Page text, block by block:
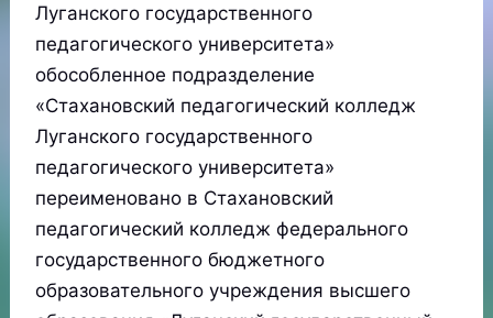
Луганского государственного
педагогического университета»
обособленное подразделение
«Стахановский педагогический колледж
Луганского государственного
педагогического университета»
переименовано в Стахановский
педагогический колледж федерального
государственного бюджетного
образовательного учреждения высшего